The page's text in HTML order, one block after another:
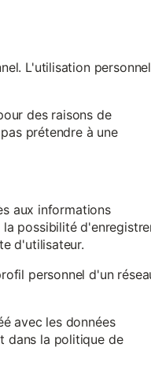
L'utilisation
des raisons de
prétendre à une
aux informations
possibilité
d'utilisateur.
personnel d'un
avec les données
dans la politique de